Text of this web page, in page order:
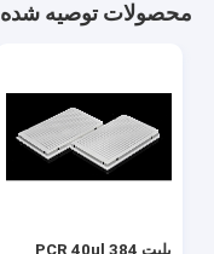
محصولات توصیه شده
پلیت PCR 40ul 384